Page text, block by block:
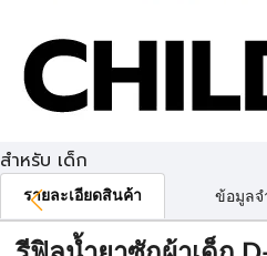
สำหรับ เด็ก
รายละเอียดสินค้า ข้อมูลจ